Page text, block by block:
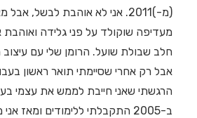
(מ-)2011. אני לא אוהבת לבשל,
מעדיפה שוקולד על פני גלידה
חלב שבולת שועל. הרומן שלי עם
אבל רק אחרי שסיימתי תואר ראשון
הרגשתי שאני חייבת לממש את עצמי
ב-2005 התקבלתי ללימודים ומאז